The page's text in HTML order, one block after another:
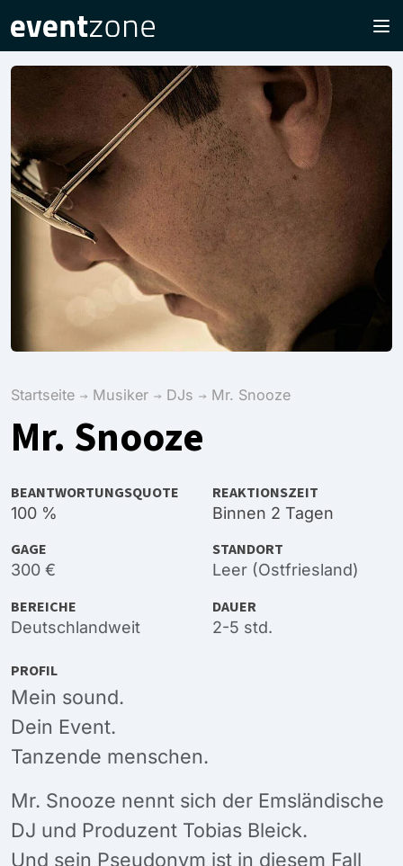
Startseite Musiker DJs Mr. Snooze
Mr. Snooze
BEANTWORTUNGSQUOTE
100 %
REAKTIONSZEIT
Binnen 2 Tagen
GAGE
300 €
STANDORT
Leer (Ostfriesland)
BEREICHE
Deutschlandweit
DAUER
2-5 std.
PROFIL
Mein sound.
Dein Event.
Tanzende menschen.
Mr. Snooze nennt sich der Emsländische
DJ und Produzent Tobias Bleick.
Und sein Pseudonym ist in diesem Fall